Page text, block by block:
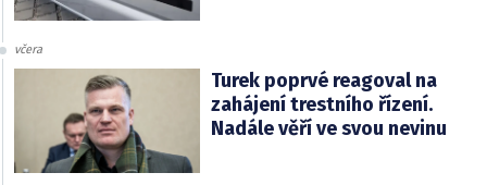
včera
Turek poprvé reagoval na
zahájení trestního řízení.
Nadále věří ve svou nevinu